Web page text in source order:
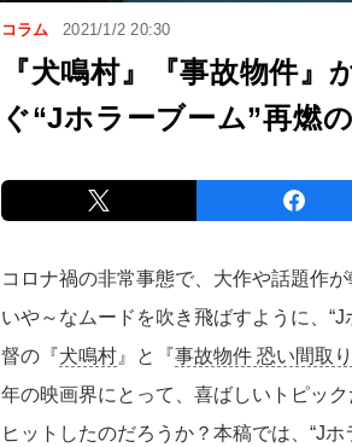
コラム 2021/1/2 20:30
『犬鳴村』『事故物件
ぐ“Jホラーブーム”再燃
コロナ禍の非常事態で、大作や話題作
いや～なムードを吹き飛ばすように、
督の『犬鳴村 』と『事故物件 恐い間取り
年の映画界にとって、喜ばしいトピッ
ヒットしたのだろうか？本稿では、“J